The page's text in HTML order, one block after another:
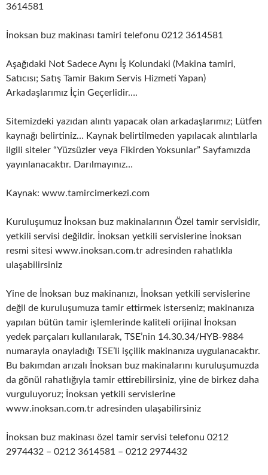
3614581
İnoksan buz makinası tamiri telefonu 0212 3614581
Aşağıdaki Not Sadece Aynı İş Kolundaki (Makina tamiri,
Satıcısı; Satış Tamir Bakım Servis Hizmeti Yapan)
Arkadaşlarımız İçin Geçerlidir….
Sitemizdeki yazıdan alıntı yapacak olan arkadaşlarımız; Lütfen
kaynağı belirtiniz… Kaynak belirtilmeden yapılacak alıntılarla
ilgili siteler “Yüzsüzler veya Fikirden Yoksunlar” Sayfamızda
yayınlanacaktır. Darılmayınız…
Kaynak: www.tamircimerkezi.com
Kuruluşumuz İnoksan buz makinalarının Özel tamir servisidir,
yetkili servisi değildir. İnoksan yetkili servislerine İnoksan
resmi sitesi www.inoksan.com.tr adresinden rahatlıkla
ulaşabilirsiniz
Yine de İnoksan buz makinanızı, İnoksan yetkili servislerine
değil de kuruluşumuza tamir ettirmek isterseniz; makinanıza
yapılan bütün tamir işlemlerinde kaliteli orijinal İnoksan
yedek parçaları kullanılarak, TSE’nin 14.30.34/HYB-9884
numarayla onayladığı TSE’li işçilik makinanıza uygulanacaktır.
Bu bakımdan arızalı İnoksan buz makinalarını kuruluşumuzda
da gönül rahatlığıyla tamir ettirebilirsiniz, yine de birkez daha
vurguluyoruz; İnoksan yetkili servislerine
www.inoksan.com.tr adresinden ulaşabilirsiniz
İnoksan buz makinası özel tamir servisi telefonu 0212
2974432 – 0212 3614581 – 0212 2974432